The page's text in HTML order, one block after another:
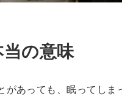
当の意味
があっても、眠ってしま